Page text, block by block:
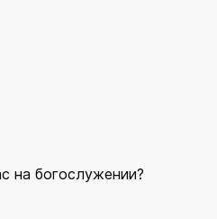
на богослужении?